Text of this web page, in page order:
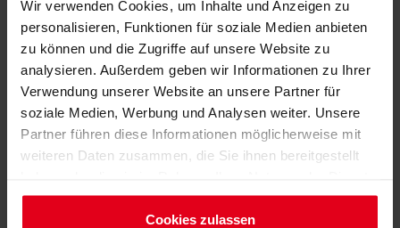
Wir verwenden Cookies, um Inhalte und Anzeigen zu
personalisieren, Funktionen für soziale Medien anbieten
zu können und die Zugriffe auf unsere Website zu
analysieren. Außerdem geben wir Informationen zu Ihrer
Verwendung unserer Website an unsere Partner für
soziale Medien, Werbung und Analysen weiter. Unsere
Partner führen diese Informationen möglicherweise mit
weiteren Daten zusammen, die Sie ihnen bereitgestellt
gesammelt haben.
Cookies zulassen
Die Nibelungenbrücke ist die erste Spannbetonbrücke, die
über den Rhein gebaut wurde und die erste Brücke
überhaupt, die im sogenannten Freivorbauverfahren
entstanden ist. Diese Bauweise erlaubt es, Brücken ohne
aufwendige und teure Gerüste herzustellen und hat das
© BIngK